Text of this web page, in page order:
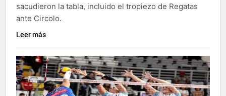
sacudieron la tabla, incluido el tropiezo de Regatas
ante Circolo.
Leer más